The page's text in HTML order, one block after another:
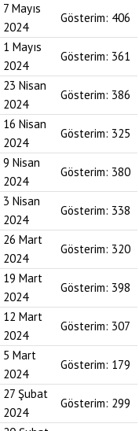
7 Mayıs
2024
Gösterim: 406
1 Mayıs
2024
Gösterim: 361
23 Nisan
2024
Gösterim: 386
16 Nisan
2024
Gösterim: 325
9 Nisan
2024
Gösterim: 380
3 Nisan
2024
Gösterim: 338
26 Mart
2024
Gösterim: 320
19 Mart
2024
Gösterim: 398
12 Mart
2024
Gösterim: 307
5 Mart
2024
Gösterim: 179
27 Şubat
2024
Gösterim: 299